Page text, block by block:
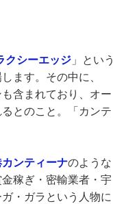
クシーエッジ 」という
ます。その中に、
含まれており、オー
とのこと。「カンテ
ンティーナのような
稼ぎ・密輸業者・宇
・ガラという人物に